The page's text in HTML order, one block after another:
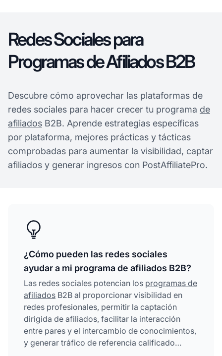
Redes Sociales para
Programas de Afiliados B2B
Descubre cómo aprovechar las plataformas de
redes sociales para hacer crecer tu programa de
afiliados B2B. Aprende estrategias específicas
por plataforma, mejores prácticas y tácticas
comprobadas para aumentar la visibilidad, captar
afiliados y generar ingresos con PostAffiliatePro.
¿Cómo pueden las redes sociales
ayudar a mi programa de afiliados B2B?
Las redes sociales potencian los programas de
afiliados B2B al proporcionar visibilidad en
redes profesionales, permitir la captación
dirigida de afiliados, facilitar la interacción
entre pares y el intercambio de conocimientos,
y generar tráfico de referencia calificado